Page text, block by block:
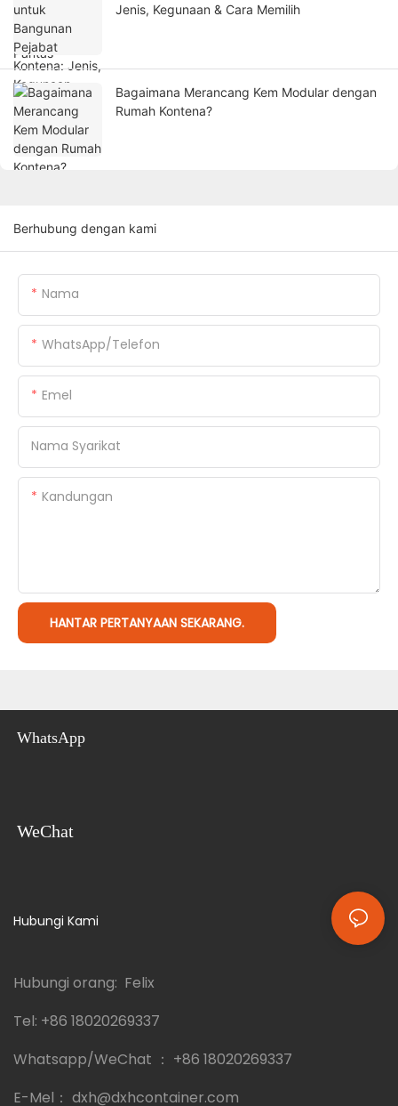
Jenis, Kegunaan & Cara Memilih
Bagaimana Merancang Kem Modular dengan
Rumah Kontena?
Berhubung dengan kami
Nama
WhatsApp/Telefon
Emel
Nama Syarikat
Kandungan
HANTAR PERTANYAAN SEKARANG.
WhatsApp
WeChat
Hubungi Kami
Hubungi orang: Felix
Tel: +86 18020269337
Whatsapp/WeChat ： +86 18020269337
E-Mel： dxh@dxhcontainer.com